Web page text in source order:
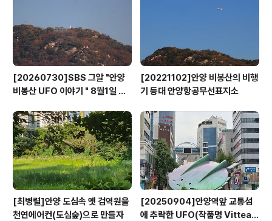
[20260730]SBS 그알 "안양
비봉산 UFO 이야기 " 8월1일 방
[20221102]안양 비봉산의 비행
기 등대 안양항공무선표지소
[최병렬]안양 도심속 옛 검역원을
천연에어컨(도심숲)으로 만들자
[20250904]안양역앞 교통섬
에 추락한 UFO(작품명 Vitteau